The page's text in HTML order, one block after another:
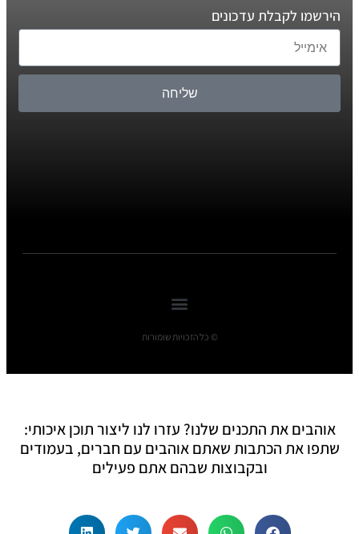
הירשמו לקבלת עדכונים
שליחה
© כל הזכויות שומורות
אוהבים את התכנים שלנו? עזרו לנו ליצור תוכן איכותי:
שתפו את הכתבות שאתם אוהבים עם חברים, בעמודים
ובקבוצות שבהם אתם פעילים